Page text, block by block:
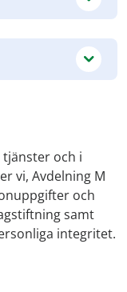
och i
vi, Avdelning M
och
samt
integritet.